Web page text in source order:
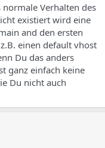
normale Verhalten des
existiert wird eine
and den ersten
einen default vhost
Du das anders
ganz einfach keine
Du nicht auch